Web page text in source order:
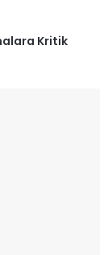
Kritik